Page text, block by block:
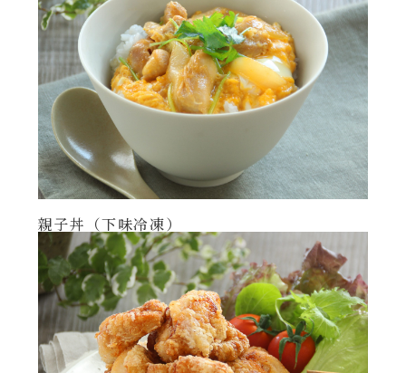
親子丼（下味冷凍）